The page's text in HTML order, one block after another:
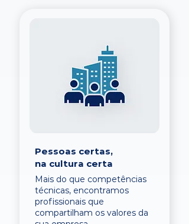
Pessoas certas,
na cultura certa
Mais do que competências
técnicas, encontramos
profissionais que
compartilham os valores da